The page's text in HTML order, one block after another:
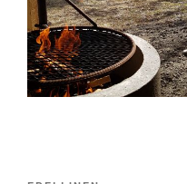
Artikkelien